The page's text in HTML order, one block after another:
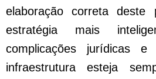
elaboração correta
estratégia mais
complicações jurídicas
infraestrutura esteja